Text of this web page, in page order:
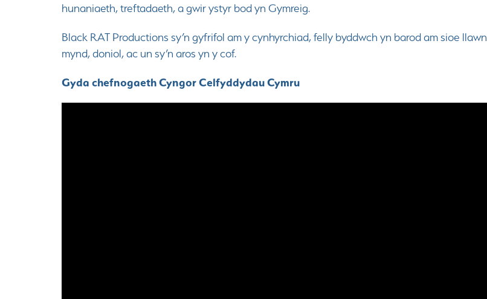
hunaniaeth, treftadaeth, a gwir ystyr bod yn Gymreig.
Black RAT Productions sy’n gyfrifol am y cynhyrchiad, felly byddwch yn barod am sioe llawn
mynd, doniol, ac un sy’n aros yn y cof.
Gyda chefnogaeth Cyngor Celfyddydau Cymru